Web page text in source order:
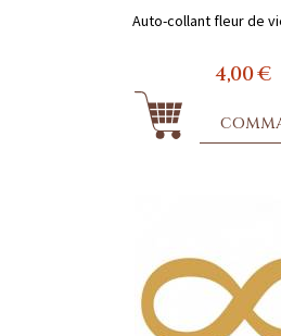
Auto-collant fleur de
4,00 €